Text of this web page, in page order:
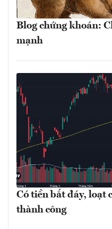
Blog chứng khoán:
mạnh
Có tiền bắt đáy, loạt
thành công